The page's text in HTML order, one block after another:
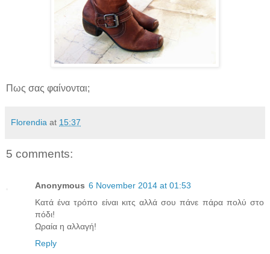
Πως σας φαίνονται;
Florendia at 15:37
5 comments:
Anonymous 6 November 2014 at 01:53
Κατά ένα τρόπο είναι κιτς αλλά σου πάνε πάρα πολύ στο
πόδι!
Ωραία η αλλαγή!
Reply